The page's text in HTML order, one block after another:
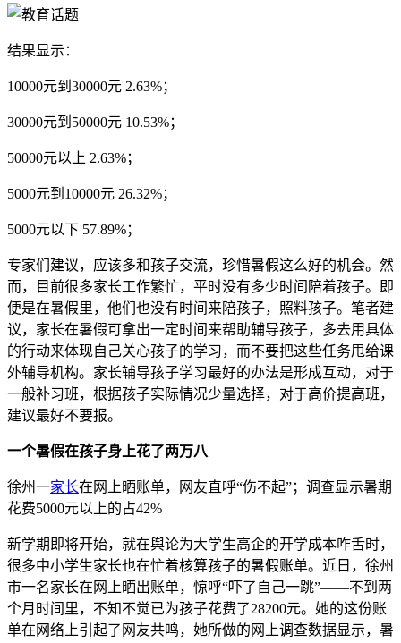
结果显示：
10000元到30000元 2.63%；
30000元到50000元 10.53%；
50000元以上 2.63%；
5000元到10000元 26.32%；
5000元以下 57.89%；
专家们建议，应该多和孩子交流，珍惜暑假这么好的机会。然
而，目前很多家长工作繁忙，平时没有多少时间陪着孩子。即
便是在暑假里，他们也没有时间来陪孩子，照料孩子。笔者建
议，家长在暑假可拿出一定时间来帮助辅导孩子，多去用具体
的行动来体现自己关心孩子的学习，而不要把这些任务甩给课
外辅导机构。家长辅导孩子学习最好的办法是形成互动，对于
一般补习班，根据孩子实际情况少量选择，对于高价提高班，
建议最好不要报。
一个暑假在孩子身上花了两万八
徐州一家长在网上晒账单，网友直呼“伤不起”；调查显示暑期
花费5000元以上的占42%
新学期即将开始，就在舆论为大学生高企的开学成本咋舌时，
很多中小学生家长也在忙着核算孩子的暑假账单。近日，徐州
市一名家长在网上晒出账单，惊呼“吓了自己一跳”——不到两
个月时间里，不知不觉已为孩子花费了28200元。她的这份账
单在网络上引起了网友共鸣，她所做的网上调查数据显示，暑